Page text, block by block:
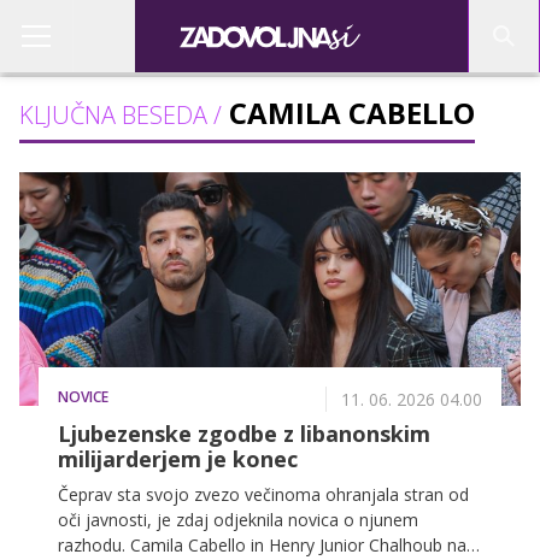
KLJUČNA BESEDA / CAMILA CABELLO
NOVICE 11. 06. 2026 04.00
Ljubezenske zgodbe z libanonskim
milijarderjem je konec
Čeprav sta svojo zvezo večinoma ohranjala stran od
oči javnosti, je zdaj odjeknila novica o njunem
razhodu. Camila Cabello in Henry Junior Chalhoub naj